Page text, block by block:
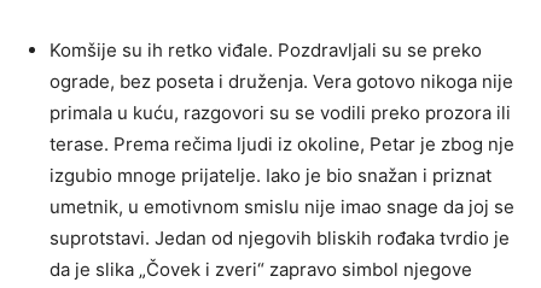
Komšije su ih retko viđale. Pozdravljali su se preko
ograde, bez poseta i druženja. Vera gotovo nikoga nije
primala u kuću, razgovori su se vodili preko prozora ili
terase. Prema rečima ljudi iz okoline, Petar je zbog nje
izgubio mnoge prijatelje. Iako je bio snažan i priznat
umetnik, u emotivnom smislu nije imao snage da joj se
suprotstavi. Jedan od njegovih bliskih rođaka tvrdio je
da je slika „Čovek i zveri“ zapravo simbol njegove